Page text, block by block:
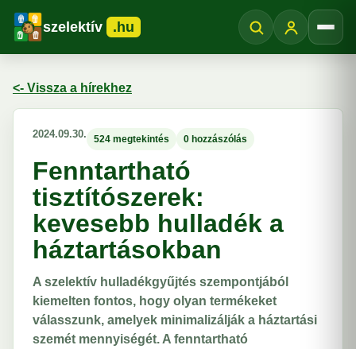
szelektív .hu
<- Vissza a hírekhez
2024.09.30. 524 megtekintés 0 hozzászólás
Fenntartható
tisztítószerek:
kevesebb hulladék a
háztartásokban
A szelektív hulladékgyűjtés szempontjából
kiemelten fontos, hogy olyan termékeket
válasszunk, amelyek minimalizálják a háztartási
szemét mennyiségét. A fenntartható